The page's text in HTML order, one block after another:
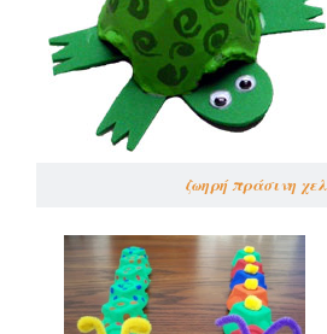
ζωηρή πράσινη